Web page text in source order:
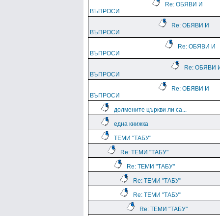
Re: ОБЯВИ И
ВЪПРОСИ
Re: ОБЯВИ И
ВЪПРОСИ
Re: ОБЯВИ И
ВЪПРОСИ
Re: ОБЯВИ
ВЪПРОСИ
Re: ОБЯВИ И
ВЪПРОСИ
долмените църкви ли са...
една книжка
ТЕМИ "ТАБУ"
Re: ТЕМИ "ТАБУ"
Re: ТЕМИ "ТАБУ"
Re: ТЕМИ "ТАБУ"
Re: ТЕМИ "ТАБУ"
Re: ТЕМИ "ТАБУ"